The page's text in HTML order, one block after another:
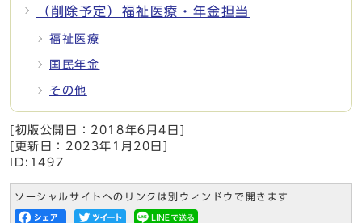
（削除予定）福祉医療・年金担当
福祉医療
国民年金
その他
[初版公開日： 2018年6月4日
[更新日： 2023年1月20日
ID:1497
ソーシャルサイトへのリンクは別ウィンドウで開きます